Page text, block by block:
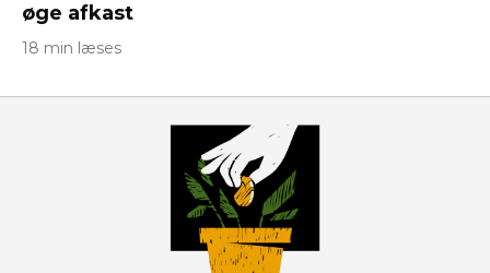
øge afkast
18 min læses